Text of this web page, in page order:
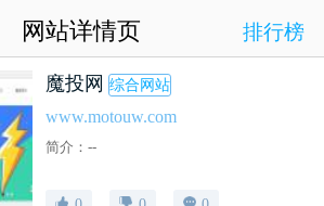
网站详情页 排行榜
魔投网 综合网站
www.motouw.com
简介：--